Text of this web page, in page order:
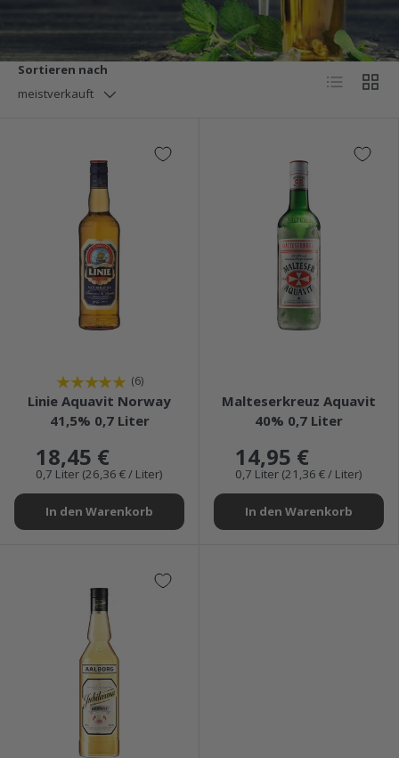
Sortieren nach
meistverkauft
Produktliste
★★★★★ (6)
Linie Aquavit Norway
41,5% 0,7 Liter
18,45 €
0,7 Liter (26,36 € / Liter)
In den Warenkorb
Malteserkreuz Aquavit
40% 0,7 Liter
14,95 €
0,7 Liter (21,36 € / Liter)
In den Warenkorb